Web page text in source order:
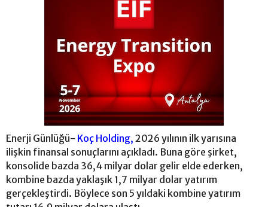
Enerji Günlüğü- Koç Holding, 2026 yılının ilk yarısına
ilişkin finansal sonuçlarını açıkladı. Buna göre şirket,
konsolide bazda 36,4 milyar dolar gelir elde ederken,
kombine bazda yaklaşık 1,7 milyar dolar yatırım
gerçekleştirdi. Böylece son 5 yıldaki kombine yatırım